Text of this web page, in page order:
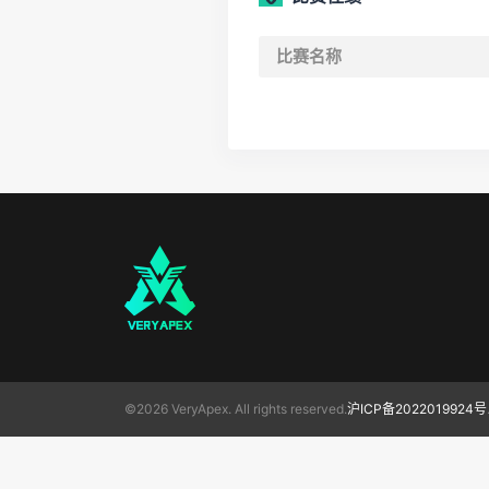
比赛名称
©2026 VeryApex. All rights reserved.沪ICP备2022019924号.